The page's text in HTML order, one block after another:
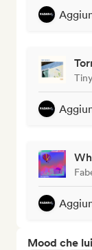
Mood che